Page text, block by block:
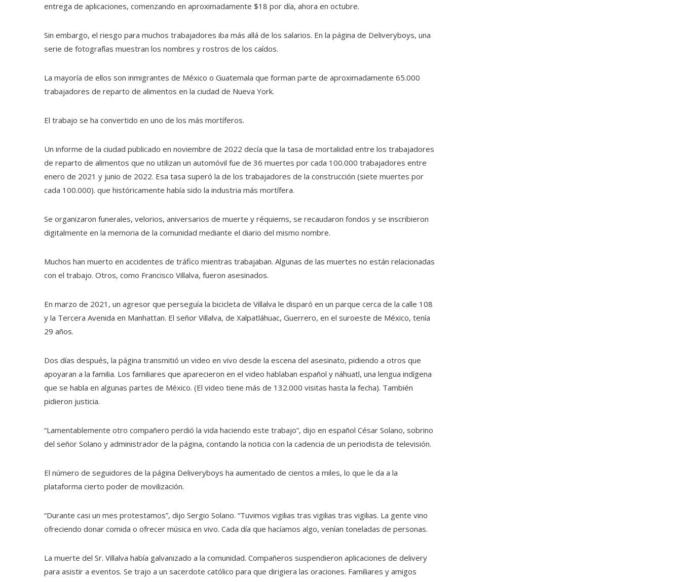
entrega de aplicaciones, comenzando en aproximadamente $18 por día, ahora en octubre.
Sin embargo, el riesgo para muchos trabajadores iba más allá de los salarios. En la página de Deliveryboys, una
serie de fotografías muestran los nombres y rostros de los caídos.
La mayoría de ellos son inmigrantes de México o Guatemala que forman parte de aproximadamente 65.000
trabajadores de reparto de alimentos en la ciudad de Nueva York.
El trabajo se ha convertido en uno de los más mortíferos.
Un informe de la ciudad publicado en noviembre de 2022 decía que la tasa de mortalidad entre los trabajadores
de reparto de alimentos que no utilizan un automóvil fue de 36 muertes por cada 100.000 trabajadores entre
enero de 2021 y junio de 2022. Esa tasa superó la de los trabajadores de la construcción (siete muertes por
cada 100.000). que históricamente había sido la industria más mortífera.
Se organizaron funerales, velorios, aniversarios de muerte y réquiems, se recaudaron fondos y se inscribieron
digitalmente en la memoria de la comunidad mediante el diario del mismo nombre.
Muchos han muerto en accidentes de tráfico mientras trabajaban. Algunas de las muertes no están relacionadas
con el trabajo. Otros, como Francisco Villalva, fueron asesinados.
En marzo de 2021, un agresor que perseguía la bicicleta de Villalva le disparó en un parque cerca de la calle 108
y la Tercera Avenida en Manhattan. El señor Villalva, de Xalpatláhuac, Guerrero, en el suroeste de México, tenía
29 años.
Dos días después, la página transmitió un video en vivo desde la escena del asesinato, pidiendo a otros que
apoyaran a la familia. Los familiares que aparecieron en el video hablaban español y náhuatl, una lengua indígena
que se habla en algunas partes de México. (El video tiene más de 132.000 visitas hasta la fecha). También
pidieron justicia.
“Lamentablemente otro compañero perdió la vida haciendo este trabajo”, dijo en español César Solano, sobrino
del señor Solano y administrador de la página, contando la noticia con la cadencia de un periodista de televisión.
El número de seguidores de la página Deliveryboys ha aumentado de cientos a miles, lo que le da a la
plataforma cierto poder de movilización.
“Durante casi un mes protestamos”, dijo Sergio Solano. “Tuvimos vigilias tras vigilias tras vigilias. La gente vino
ofreciendo donar comida o ofrecer música en vivo. Cada día que hacíamos algo, venían toneladas de personas.
La muerte del Sr. Villalva había galvanizado a la comunidad. Compañeros suspendieron aplicaciones de delivery
para asistir a eventos. Se trajo a un sacerdote católico para que dirigiera las oraciones. Familiares y amigos